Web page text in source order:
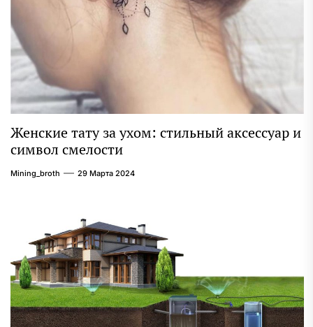
Женские тату за ухом: стильный аксессуар и
символ смелости
Mining_broth 29 Марта 2024